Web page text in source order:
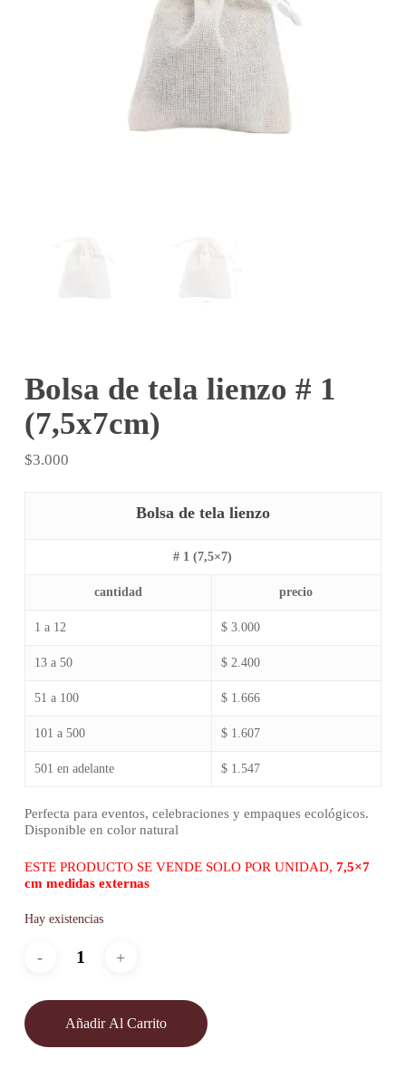
Bolsa de tela lienzo # 1
(7,5x7cm)
$3.000
Bolsa de tela lienzo
# 1 (7,5×7)
cantidad precio
1 a 12 $ 3.000
13 a 50 $ 2.400
51 a 100 $ 1.666
101 a 500 $ 1.607
501 en adelante $ 1.547
Perfecta para eventos, celebraciones y empaques ecológicos.
Disponible en color natural
ESTE PRODUCTO SE VENDE SOLO POR UNIDAD, 7,5×7
cm medidas externas
Hay existencias
Añadir Al Carrito